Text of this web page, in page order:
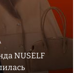
NUSELF